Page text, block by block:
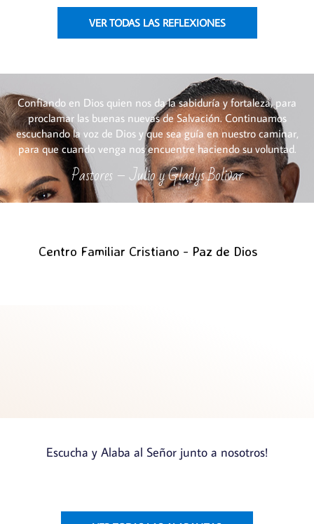
VER TODAS LAS REFLEXIONES
Confiando en Dios quien nos da la sabiduría y fortaleza, para
proclamar las buenas nuevas de Salvación. Continuamos
escuchando la voz de Dios y que sea guía en nuestro caminar,
para que cuando venga nos encuentre haciendo su voluntad.
Pastores – Julio y Gladys Bolivar
Centro Familiar Cristiano - Paz de Dios
Escucha y Alaba al Señor junto a nosotros!